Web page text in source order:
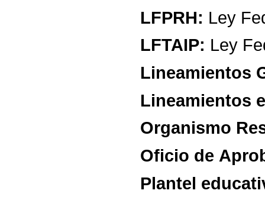
LFPRH: Ley
LFTAIP: Ley
Lineamientos
Lineamientos
Organismo
Oficio de
Plantel